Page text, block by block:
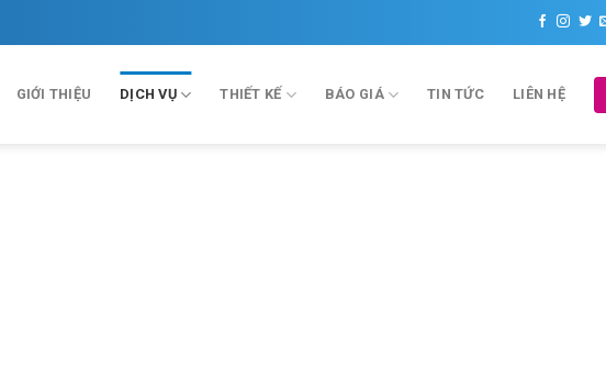
GIỚI THIỆU DỊCH VỤ THIẾT KẾ BÁO GIÁ TIN TỨC LIÊN HỆ